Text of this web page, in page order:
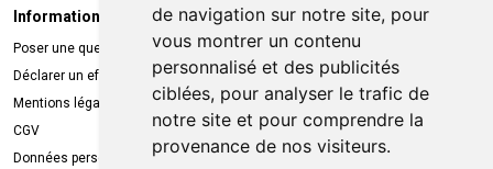
de navigation sur notre site, pour
vous montrer un contenu
personnalisé et des publicités
ciblées, pour analyser le trafic de
notre site et pour comprendre la
provenance de nos visiteurs.
Informations légales
Poser une question
Déclarer un effet indésirable
Mentions légales
CGV
Données personnelles
Livraison
Retrait à la pharmacie
Livraison chez vous
Livraison dans un Point Relais